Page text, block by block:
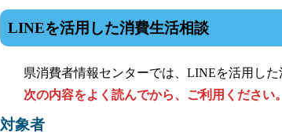
LINEを活用した消費生活相談
県消費者情報センターでは、LINEを活用した
次の内容をよく読んでから、ご利用ください。
対象者